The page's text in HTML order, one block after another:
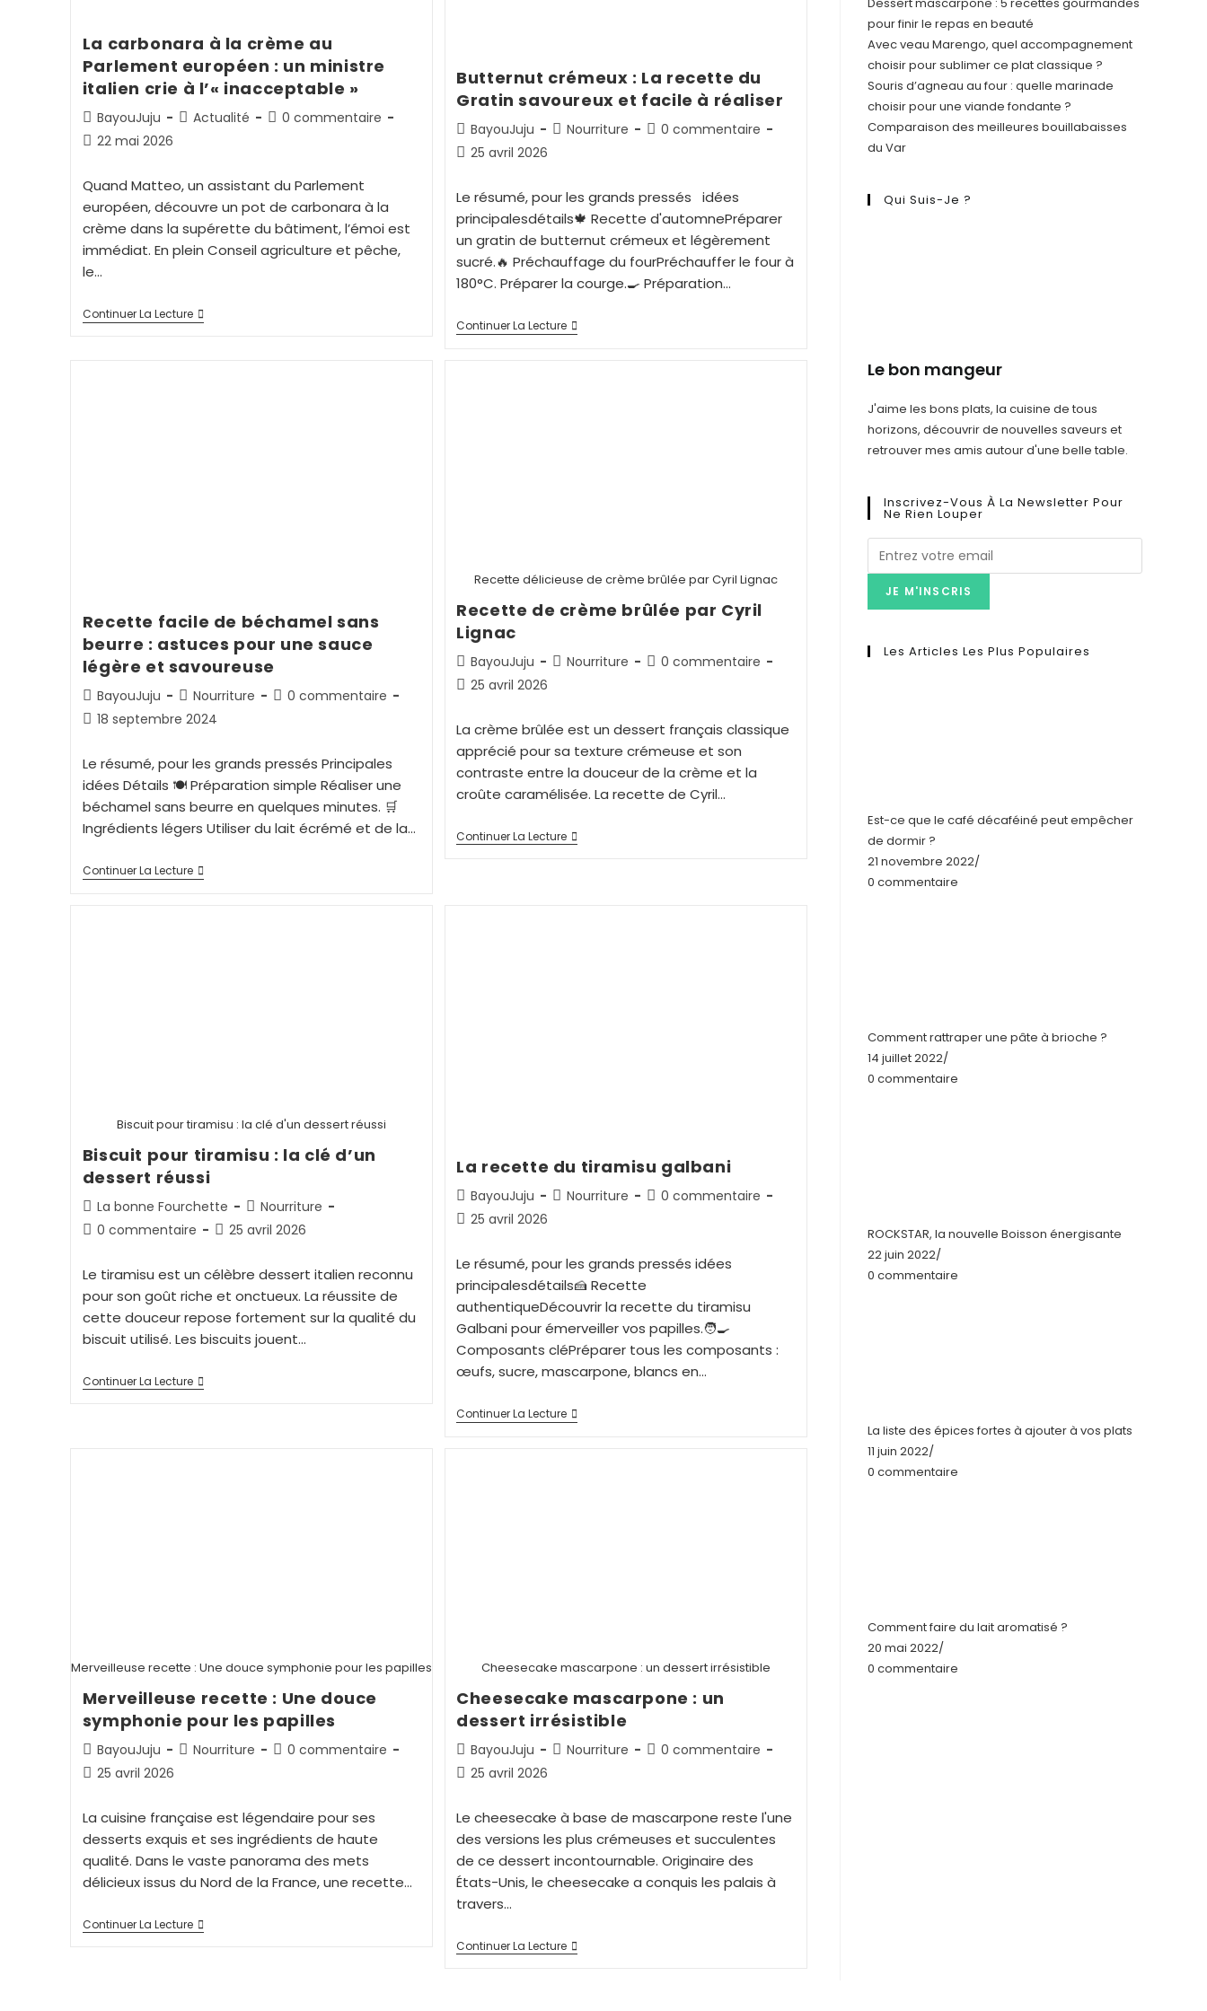
La carbonara à la crème au
Parlement européen : un ministre
italien crie à l’« inacceptable »
BayouJuju Actualité
0 commentaire
22 mai 2026
Quand Matteo, un assistant du Parlement
européen, découvre un pot de carbonara à la
crème dans la supérette du bâtiment, l’émoi est
immédiat. En plein Conseil agriculture et pêche,
le…
Continuer La Lecture
Butternut crémeux : La recette du
Gratin savoureux et facile à réaliser
BayouJuju Nourriture
0 commentaire
25 avril 2026
Le résumé, pour les grands pressés idées
principalesdétails🍁 Recette d'automnePréparer
un gratin de butternut crémeux et légèrement
sucré.🔥 Préchauffage du fourPréchauffer le four à
180°C. Préparer la courge.🍳 Préparation…
Continuer La Lecture
Recette facile de béchamel sans
beurre : astuces pour une sauce
légère et savoureuse
BayouJuju Nourriture
0 commentaire
18 septembre 2024
Le résumé, pour les grands pressés Principales
idées Détails 🍽️ Préparation simple Réaliser une
béchamel sans beurre en quelques minutes. 🛒
Ingrédients légers Utiliser du lait écrémé et de la…
Continuer La Lecture
Recette délicieuse de crème brûlée par Cyril Lignac
Recette de crème brûlée par Cyril
Lignac
BayouJuju Nourriture
0 commentaire
25 avril 2026
La crème brûlée est un dessert français classique
apprécié pour sa texture crémeuse et son
contraste entre la douceur de la crème et la
croûte caramélisée. La recette de Cyril…
Continuer La Lecture
Biscuit pour tiramisu : la clé d'un dessert réussi
Biscuit pour tiramisu : la clé d’un
dessert réussi
La bonne Fourchette
Nourriture
0 commentaire
25 avril 2026
Le tiramisu est un célèbre dessert italien reconnu
pour son goût riche et onctueux. La réussite de
cette douceur repose fortement sur la qualité du
biscuit utilisé. Les biscuits jouent…
Continuer La Lecture
La recette du tiramisu galbani
BayouJuju Nourriture
0 commentaire
25 avril 2026
Le résumé, pour les grands pressés idées
principalesdétails🍰 Recette
authentiqueDécouvrir la recette du tiramisu
Galbani pour émerveiller vos papilles.🧑‍🍳
Composants cléPréparer tous les composants :
œufs, sucre, mascarpone, blancs en…
Continuer La Lecture
Merveilleuse recette : Une douce symphonie pour les papilles
Merveilleuse recette : Une douce
symphonie pour les papilles
BayouJuju Nourriture
0 commentaire
25 avril 2026
La cuisine française est légendaire pour ses
desserts exquis et ses ingrédients de haute
qualité. Dans le vaste panorama des mets
délicieux issus du Nord de la France, une recette…
Continuer La Lecture
Cheesecake mascarpone : un dessert irrésistible
Cheesecake mascarpone : un
dessert irrésistible
BayouJuju Nourriture
0 commentaire
25 avril 2026
Le cheesecake à base de mascarpone reste l'une
des versions les plus crémeuses et succulentes
de ce dessert incontournable. Originaire des
États-Unis, le cheesecake a conquis les palais à
travers…
Continuer La Lecture
pour finir le repas en beauté
Avec veau Marengo, quel accompagnement
choisir pour sublimer ce plat classique ?
Souris d’agneau au four : quelle marinade
choisir pour une viande fondante ?
Comparaison des meilleures bouillabaisses
du Var
Qui Suis-Je ?
Le bon mangeur
J'aime les bons plats, la cuisine de tous
horizons, découvrir de nouvelles saveurs et
retrouver mes amis autour d'une belle table.
Inscrivez-Vous À La Newsletter Pour
Ne Rien Louper
JE M'INSCRIS
Les Articles Les Plus Populaires
Est-ce que le café décaféiné peut empêcher
de dormir ?
21 novembre 2022/
0 commentaire
Comment rattraper une pâte à brioche ?
14 juillet 2022/
0 commentaire
ROCKSTAR, la nouvelle Boisson énergisante
22 juin 2022/
0 commentaire
La liste des épices fortes à ajouter à vos plats
11 juin 2022/
0 commentaire
Comment faire du lait aromatisé ?
20 mai 2022/
0 commentaire